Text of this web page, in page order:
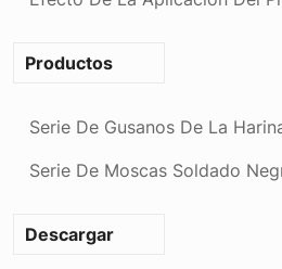
Productos
Serie De Gusanos De La
Serie De Moscas Soldado
Descargar